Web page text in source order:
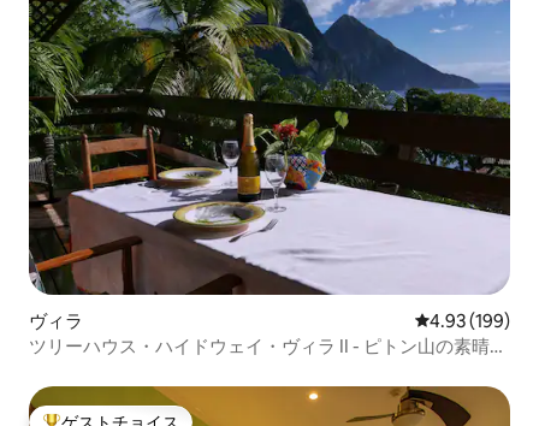
ヴィラ レビュー199
4.93 (199)
ツリーハウス・ハイドウェイ・ヴィラ II - ピトン山の素晴ら